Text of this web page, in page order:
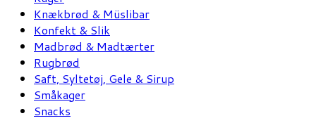
Knækbrød & Müslibar
Konfekt & Slik
Madbrød & Madtærter
Rugbrød
Saft, Syltetøj, Gele & Sirup
Småkager
Snacks